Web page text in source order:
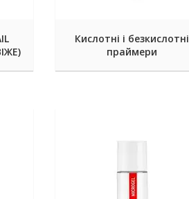
Кислотні і безкислотні
праймери